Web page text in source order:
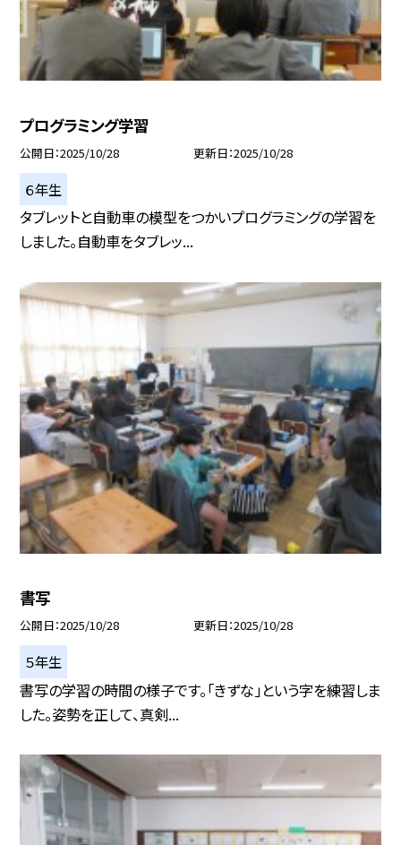
プログラミング学習
公開日 2025/10/28 更新日 2025/10/28
６年生
タブレットと自動車の模型をつかいプログラミングの学習を
しました。自動車をタブレッ...
書写
公開日 2025/10/28 更新日 2025/10/28
５年生
書写の学習の時間の様子です。「きずな」という字を練習しま
した。姿勢を正して、真剣...